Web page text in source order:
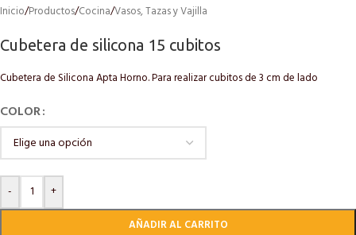
Inicio/Productos/Cocina/Vasos, Tazas y Vajilla
Cubetera de silicona 15 cubitos
Cubetera de Silicona Apta Horno. Para realizar cubitos de 3 cm de lado
COLOR
-
+
AÑADIR AL CARRITO